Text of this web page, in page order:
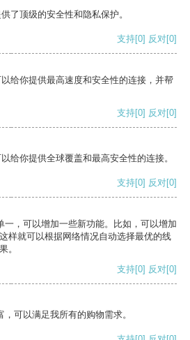
了顶级的安全性和隐私保护。
支持[0] 反对[0]
给你提供最高速度和安全性的连接，并帮
支持[0] 反对[0]
给你提供全球覆盖和最高安全性的连接。
支持[0] 反对[0]
一，可以增加一些新功能。比如，可以增加
样就可以根据网络情况自动选择最优的线
。
支持[0] 反对[0]
可以满足我所有的购物需求。